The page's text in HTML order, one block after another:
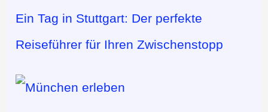
Ein Tag in Stuttgart: Der perfekte
Reiseführer für Ihren Zwischenstopp